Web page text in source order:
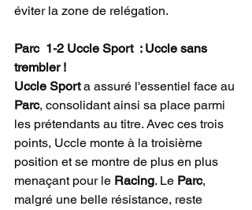
éviter la zone de relégation.
Parc  1-2 Uccle Sport  : Uccle sans
trembler !
Uccle Sport a assuré l'essentiel face au
Parc, consolidant ainsi sa place parmi
les prétendants au titre. Avec ces trois
points, Uccle monte à la troisième
position et se montre de plus en plus
menaçant pour le Racing. Le Parc,
malgré une belle résistance, reste